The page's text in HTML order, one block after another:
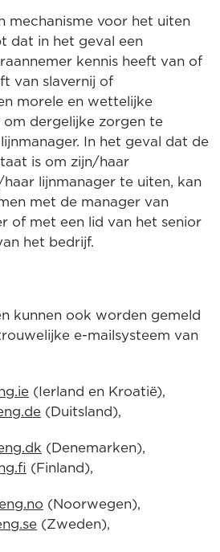
mechanisme voor het uiten
dat in het geval een
kennis heeft van of
van slavernij of
morele en wettelijke
dergelijke zorgen te
In het geval dat de
is om zijn/haar
lijnmanager te uiten, kan
met de manager van
of met een lid van het senior
het bedrijf.
kunnen ook worden gemeld
e-mailsysteem van
(Ierland en Kroatië),
(Duitsland),
(Denemarken),
(Finland),
(Noorwegen),
(Zweden),